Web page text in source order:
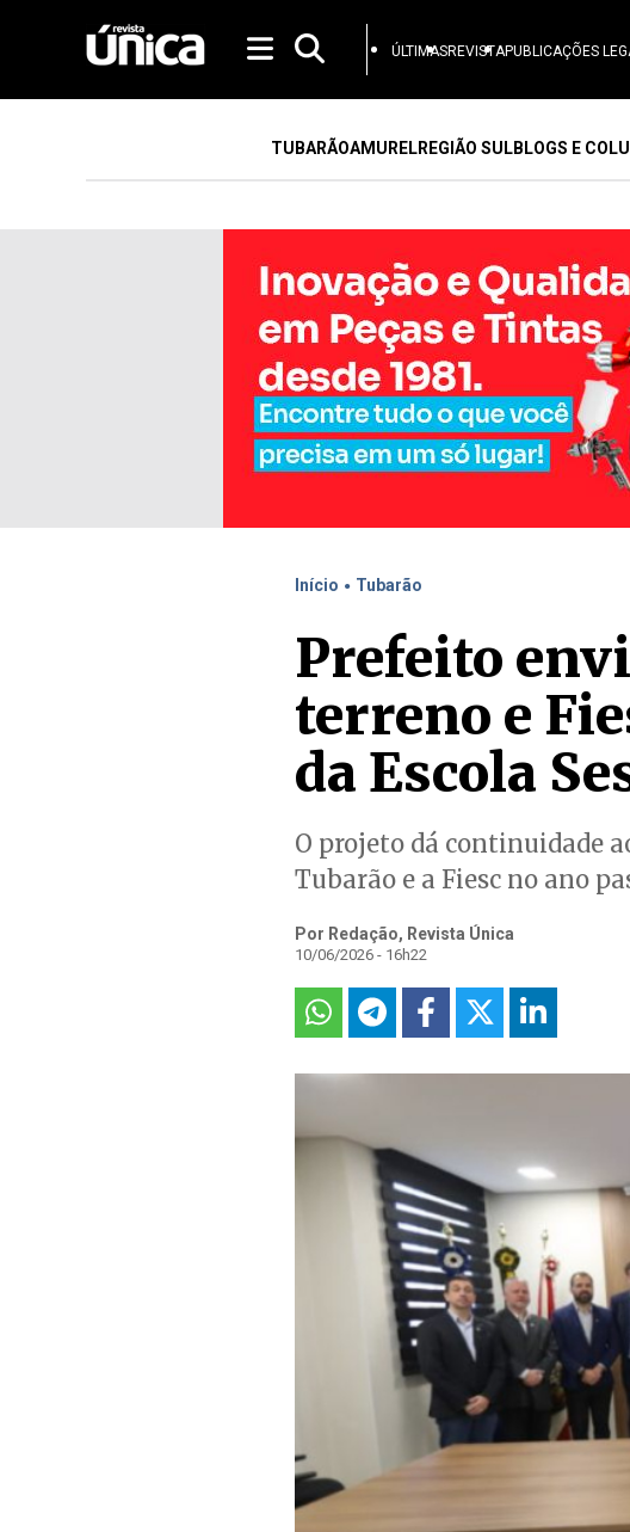
ÚLTIMASREVISTAPUBLICAÇÕES
TUBARÃOAMURELREGIÃO SULBLOGS E
Início . Tubarão
Prefeito
terreno e
da Escola
O projeto dá continuidade
Tubarão e a Fiesc no ano
Por Redação, Revista Única
10/06/2026 - 16h22